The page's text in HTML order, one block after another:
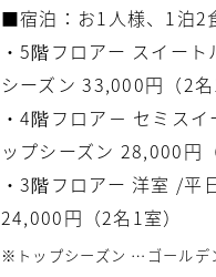
■宿泊：お1人様、1泊2
・5階フロアー スイー
シーズン 33,000円（2名
・4階フロア－ セミス
ップシーズン 28,000円
・3階フロアー 洋室 /
24,000円（2名1室）
※トップシーズン …ゴールデ